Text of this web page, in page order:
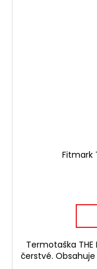
Fitmark
Termotaška
čerstvé.